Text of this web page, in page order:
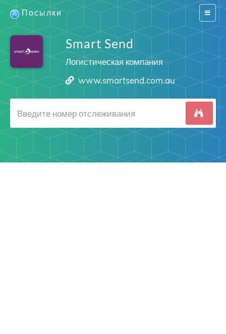
Switch
Посылки
Smart Send
Логистическая компания
www.smartsend.com.au